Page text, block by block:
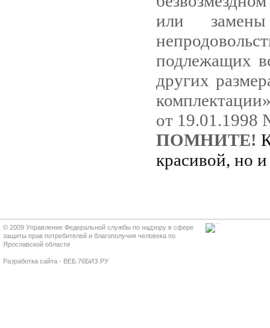
или
подлежащих
других
от 19.01.1998
ПОМНИТЕ!
красивой, но
© 2009 Управление Федеральной службы по надзору в сфере
защиты прав потребителей и благополучия человека по
Ярославской области
Разработка сайта - ВЕБ.76БИЗ.РУ